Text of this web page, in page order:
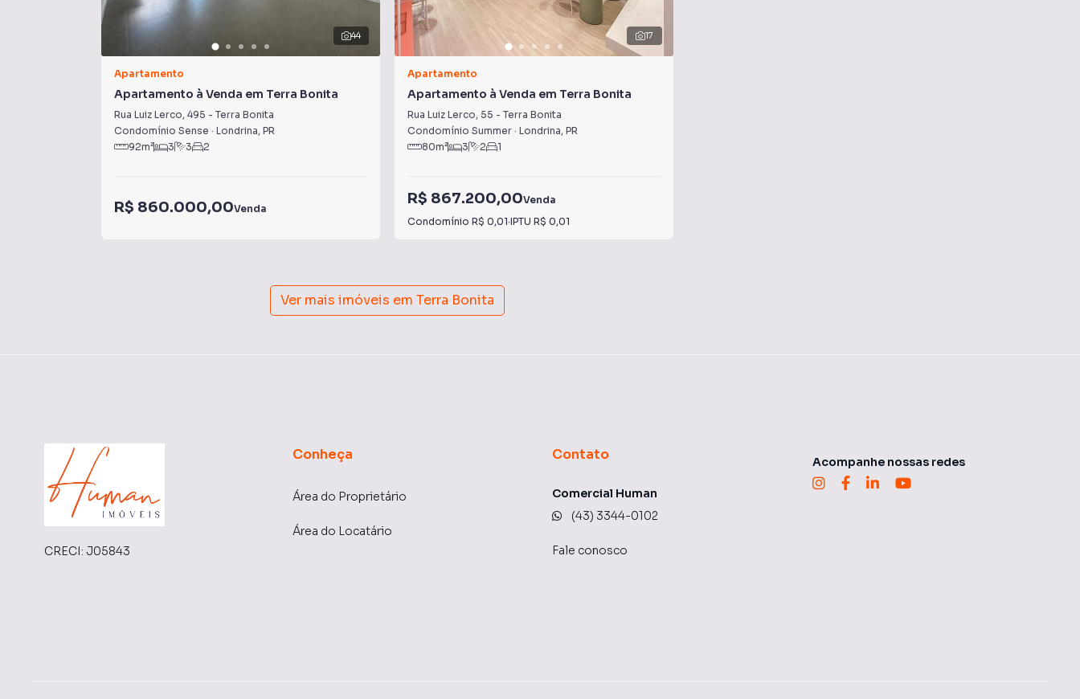
44
Apartamento
Apartamento à Venda em Terra Bonita
Rua Luiz Lerco, 495 - Terra Bonita
Condomínio Sense · Londrina, PR
92m² 3 3 2
R$ 860.000,00Venda
17
Apartamento
Apartamento à Venda em Terra Bonita
Rua Luiz Lerco, 55 - Terra Bonita
Condomínio Summer · Londrina, PR
80m² 3 2 1
R$ 867.200,00Venda
Condomínio R$ 0,01·IPTU R$ 0,01
Ver mais imóveis em Terra Bonita
CRECI: J05843
Conheça
Área do Proprietário
Área do Locatário
Contato
Comercial Human
(43) 3344-0102
Fale conosco
Acompanhe nossas redes